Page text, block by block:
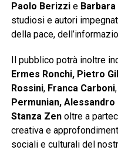
Paolo Berizzie
studiosi e autori
della pace,
Il pubblico potrà inoltre
Ermes Ronchi, Pietro
Rossini, Franca Carboni,
Permunian,
Stanza Zenoltre a
creativa e
sociali e culturali del